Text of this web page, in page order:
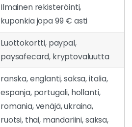
Ilmainen rekisteröinti,
kuponkia jopa 99 € asti
Luottokortti, paypal,
paysafecard, kryptovaluutta
ranska, englanti, saksa, italia,
espanja, portugali, hollanti,
romania, venäjä, ukraina,
ruotsi, thai, mandariini, saksa,